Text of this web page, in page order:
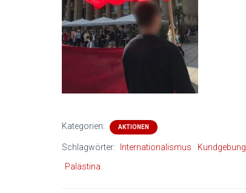
Kategorien: AKTIONEN
Schlagwörter: Internationalismus
Kundgebung
Palästina